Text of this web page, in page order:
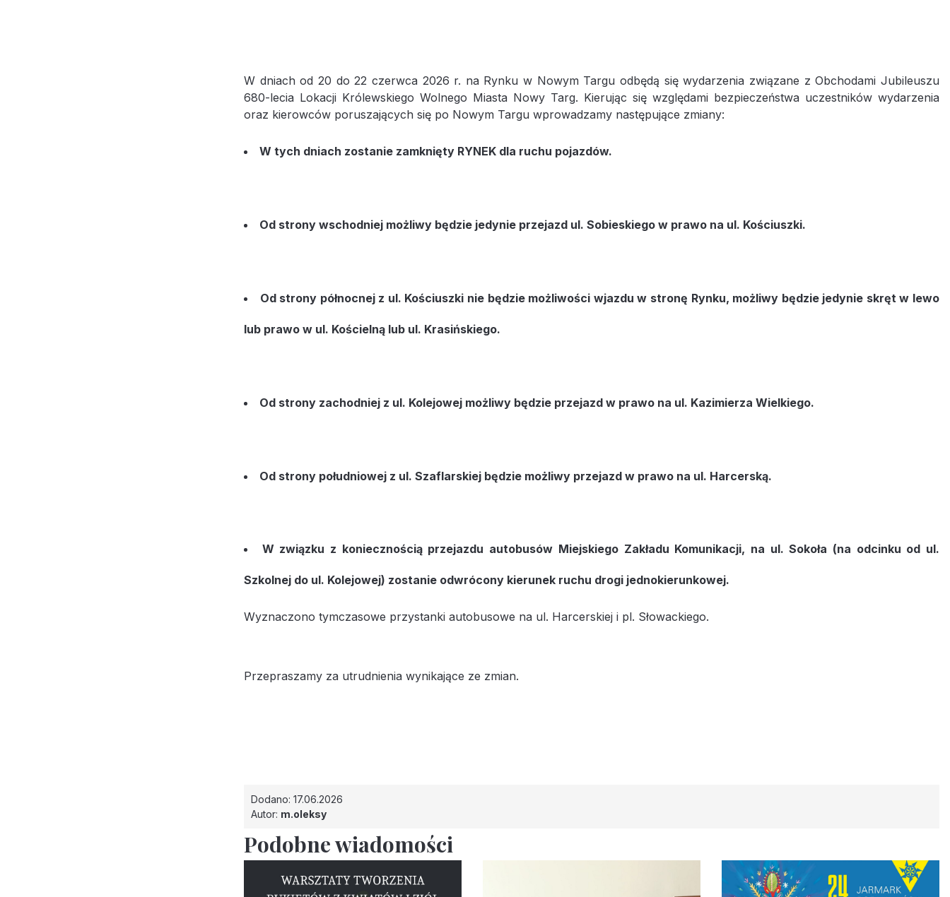
W dniach od 20 do 22 czerwca 2026 r. na Rynku w Nowym Targu odbędą się wydarzenia związane z Obchodami Jubileuszu
680-lecia Lokacji Królewskiego Wolnego Miasta Nowy Targ. Kierując się względami bezpieczeństwa uczestników wydarzenia
oraz kierowców poruszających się po Nowym Targu wprowadzamy następujące zmiany:
W tych dniach zostanie zamknięty RYNEK dla ruchu pojazdów.
Od strony wschodniej możliwy będzie jedynie przejazd ul. Sobieskiego w prawo na ul. Kościuszki.
Od strony północnej z ul. Kościuszki nie będzie możliwości wjazdu w stronę Rynku, możliwy będzie jedynie skręt w lewo
lub prawo w ul. Kościelną lub ul. Krasińskiego.
Od strony zachodniej z ul. Kolejowej możliwy będzie przejazd w prawo na ul. Kazimierza Wielkiego.
Od strony południowej z ul. Szaflarskiej będzie możliwy przejazd w prawo na ul. Harcerską.
W związku z koniecznością przejazdu autobusów Miejskiego Zakładu Komunikacji, na ul. Sokoła (na odcinku od ul.
Szkolnej do ul. Kolejowej) zostanie odwrócony kierunek ruchu drogi jednokierunkowej.
Wyznaczono tymczasowe przystanki autobusowe na ul. Harcerskiej i pl. Słowackiego.
Przepraszamy za utrudnienia wynikające ze zmian.
Dodano: 17.06.2026
Autor: m.oleksy
Podobne wiadomości